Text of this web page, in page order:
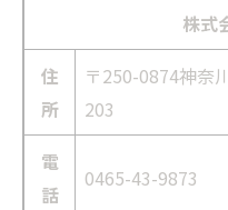
株式
住
所
〒250-0874神奈
203
電
話
0465-43-9873